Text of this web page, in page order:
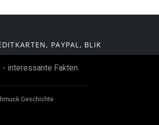
PAYPAL, BLIK
- interessante Fakten
Geschichte